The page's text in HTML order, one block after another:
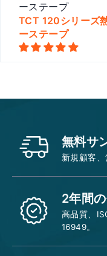
ーステープ
TCT 120シリーズ
ーステープ
無料サ
新規顧客
2年間
高品質、
16949。